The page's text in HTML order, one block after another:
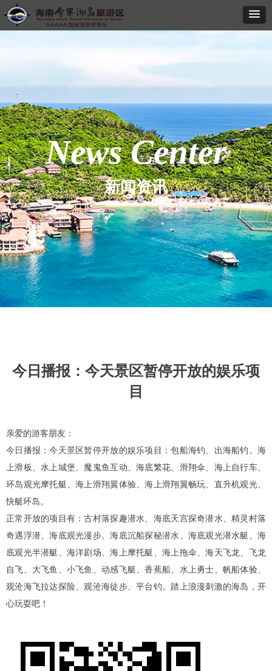
今日播报：今天景区暂停开放的娱乐项
目
亲爱的游客朋友：
今日播报：今天景区暂停开放的娱乐项目：包船海钓、出海船钓、海
上滑板、水上城堡、魔鬼鱼互动、海底繁花、滑翔伞、海上自行车、
环岛观光摩托艇、海上滑翔翼体验、海上滑翔翼畅玩、直升机观光、
快艇环岛。
正常开放的项目有：古村落探趣潜水、海底天宫探奇潜水、精灵村落
奇遇浮潜、海底观光漫步、海底沉船探秘潜水、海底观光潜水艇、海
底观光半潜艇、海洋剧场、海上摩托艇、海上拖伞、海天飞龙、飞龙
自飞、大飞鱼、小飞鱼、动感飞艇、香蕉船、水上勇士、帆船体验、
观沧海飞拉达探险、观沧海徒步、平台钓。踏上浪漫刺激的海岛，开
心玩耍吧！
News Center
新闻资讯